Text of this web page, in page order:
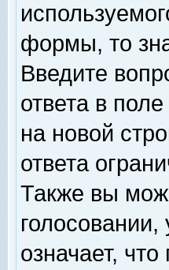
формы, то
Введите
ответа в
на новой
ответа
Также вы
означает,